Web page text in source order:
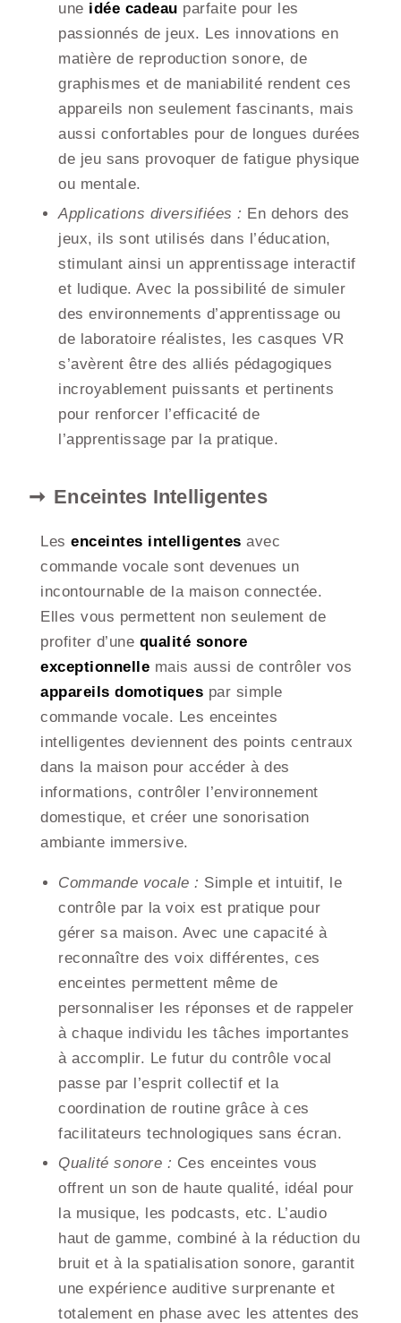
une idée cadeau parfaite pour les
passionnés de jeux. Les innovations en
matière de reproduction sonore, de
graphismes et de maniabilité rendent ces
appareils non seulement fascinants, mais
aussi confortables pour de longues durées
de jeu sans provoquer de fatigue physique
ou mentale.
Applications diversifiées : En dehors des
jeux, ils sont utilisés dans l’éducation,
stimulant ainsi un apprentissage interactif
et ludique. Avec la possibilité de simuler
des environnements d’apprentissage ou
de laboratoire réalistes, les casques VR
s’avèrent être des alliés pédagogiques
incroyablement puissants et pertinents
pour renforcer l’efficacité de
l’apprentissage par la pratique.
Enceintes Intelligentes
Les enceintes intelligentes avec
commande vocale sont devenues un
incontournable de la maison connectée.
Elles vous permettent non seulement de
profiter d’une qualité sonore
exceptionnelle mais aussi de contrôler vos
appareils domotiques par simple
commande vocale. Les enceintes
intelligentes deviennent des points centraux
dans la maison pour accéder à des
informations, contrôler l’environnement
domestique, et créer une sonorisation
ambiante immersive.
Commande vocale : Simple et intuitif, le
contrôle par la voix est pratique pour
gérer sa maison. Avec une capacité à
reconnaître des voix différentes, ces
enceintes permettent même de
personnaliser les réponses et de rappeler
à chaque individu les tâches importantes
à accomplir. Le futur du contrôle vocal
passe par l’esprit collectif et la
coordination de routine grâce à ces
facilitateurs technologiques sans écran.
Qualité sonore : Ces enceintes vous
offrent un son de haute qualité, idéal pour
la musique, les podcasts, etc. L’audio
haut de gamme, combiné à la réduction du
bruit et à la spatialisation sonore, garantit
une expérience auditive surprenante et
totalement en phase avec les attentes des